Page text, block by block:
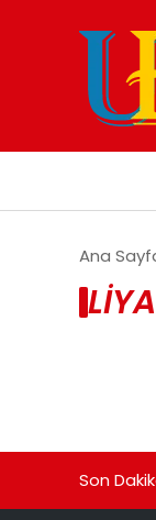
Ana
Son